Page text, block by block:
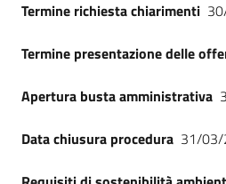
Termine richiesta chiarimenti
Termine presentazione delle
Apertura busta amministrativa
Data chiusura procedura 31/